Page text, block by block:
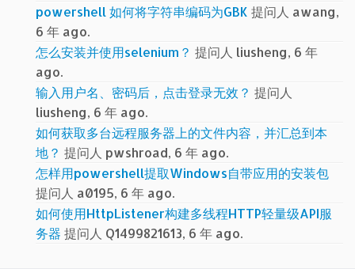
powershell 如何将字符串编码为GBK 提问人 awang,
6 年 ago.
怎么安装并使用selenium？ 提问人 liusheng, 6 年
ago.
输入用户名、密码后，点击登录无效？ 提问人
liusheng, 6 年 ago.
如何获取多台远程服务器上的文件内容，并汇总到本
地？ 提问人 pwshroad, 6 年 ago.
怎样用powershell提取Windows自带应用的安装包
提问人 a0195, 6 年 ago.
如何使用HttpListener构建多线程HTTP轻量级API服
务器 提问人 Q1499821613, 6 年 ago.